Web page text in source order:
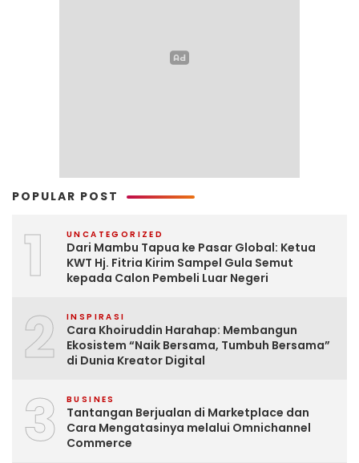
POPULAR POST
1 UNCATEGORIZED
Dari Mambu Tapua ke Pasar Global: Ketua
KWT Hj. Fitria Kirim Sampel Gula Semut
kepada Calon Pembeli Luar Negeri
2 INSPIRASI
Cara Khoiruddin Harahap: Membangun
Ekosistem “Naik Bersama, Tumbuh Bersama”
di Dunia Kreator Digital
3 BUSINES
Tantangan Berjualan di Marketplace dan
Cara Mengatasinya melalui Omnichannel
Commerce